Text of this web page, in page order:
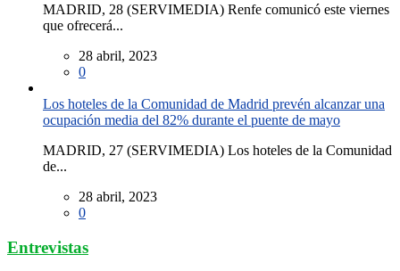
MADRID, 28 (SERVIMEDIA) Renfe comunicó este viernes
que ofrecerá...
28 abril, 2023
0
Los hoteles de la Comunidad de Madrid prevén alcanzar una
ocupación media del 82% durante el puente de mayo
MADRID, 27 (SERVIMEDIA) Los hoteles de la Comunidad
de...
28 abril, 2023
0
Entrevistas